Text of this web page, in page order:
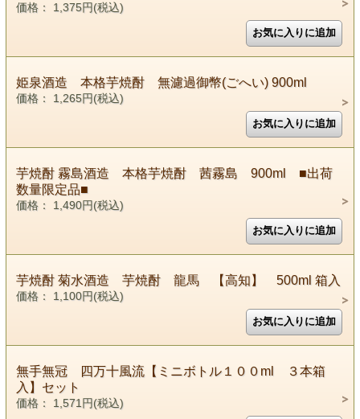
価格： 1,375円(税込)
姫泉酒造 本格芋焼酎 無濾過御幣(ごへい) 900ml
価格： 1,265円(税込)
芋焼酎 霧島酒造 本格芋焼酎 茜霧島 900ml ■出荷
数量限定品■
価格： 1,490円(税込)
芋焼酎 菊水酒造 芋焼酎 龍馬 【高知】 500ml 箱入
価格： 1,100円(税込)
無手無冠 四万十風流【ミニボトル１００ml ３本箱
入】セット
価格： 1,571円(税込)